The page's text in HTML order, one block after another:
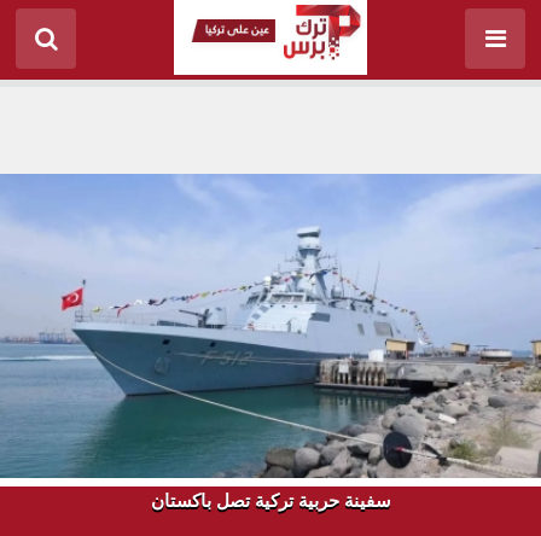
سفينة حربية تركية تصل باكستان